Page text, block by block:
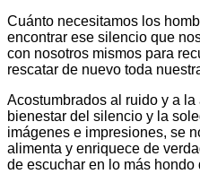
Cuánto necesitamos los
encontrar ese silencio que
con nosotros mismos para
rescatar de nuevo toda
Acostumbrados al ruido y a
bienestar del silencio y la
imágenes e impresiones, se
alimenta y enriquece de
de escuchar en lo más hondo